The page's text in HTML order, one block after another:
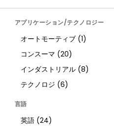
アプリケーション/テクノロジー
オートモーティブ (1)
コンスーマ (20)
インダストリアル (8)
テクノロジ (6)
言語
英語 (24)